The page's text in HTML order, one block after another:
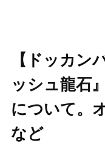
【ドッカン
ッシュ龍石
について。
など